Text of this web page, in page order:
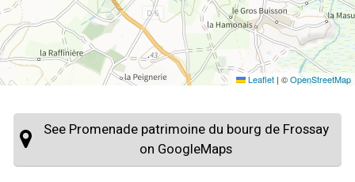
Leaflet | ©OpenStreetMap
See Promenade patrimoine du bourg de Frossay
on GoogleMaps